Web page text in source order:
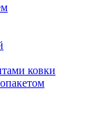
ковки